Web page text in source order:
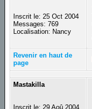
Inscrit le: 25 Oct 2004
Messages: 769
Localisation: Nancy
Revenir en haut de
page
Mastakilla
Inscrit le: 29 Aoû 2004